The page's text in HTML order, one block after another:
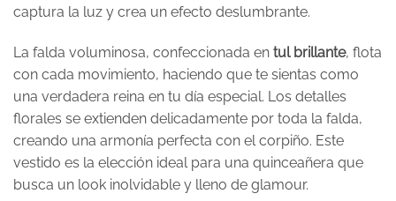
captura la luz y crea un efecto deslumbrante.
La falda voluminosa, confeccionada en tul brillante, flota
con cada movimiento, haciendo que te sientas como
una verdadera reina en tu día especial. Los detalles
florales se extienden delicadamente por toda la falda,
creando una armonía perfecta con el corpiño. Este
vestido es la elección ideal para una quinceañera que
busca un look inolvidable y lleno de glamour.